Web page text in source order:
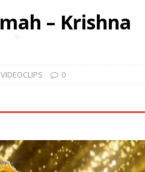
❅
– Krishna
VIDEOCLIPS 0